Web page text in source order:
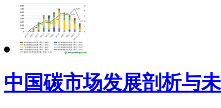
中国碳市场发展剖析与